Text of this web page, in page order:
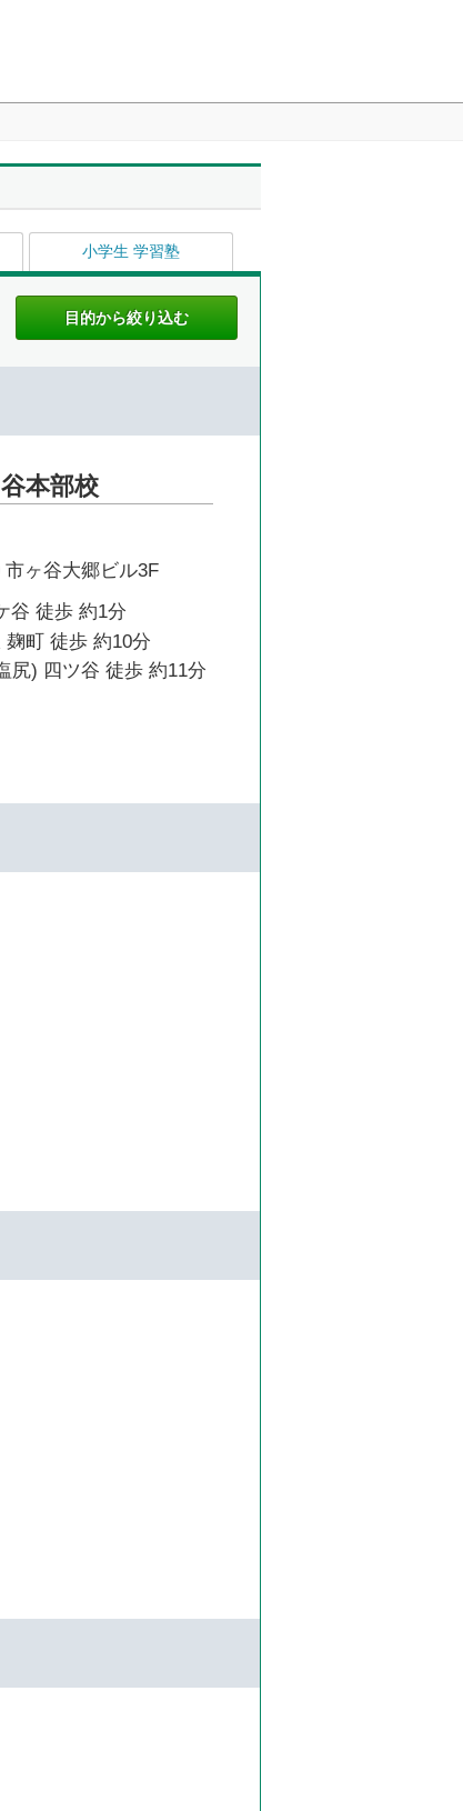
小学生 学習塾
本部校
ヶ谷大郷ビル3F
谷 徒歩 約1分
町 徒歩 約10分
尻) 四ツ谷 徒歩 約11分